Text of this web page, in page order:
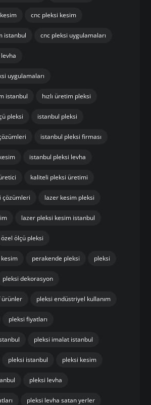
cnc pleksi kesim
istanbul cnc pleksi uygulamaları
levha
uygulamaları
istanbul hızlı üretim pleksi
pleksi istanbul pleksi
istanbul pleksi firması
istanbul pleksi levha
kaliteli pleksi üretimi
çözümleri lazer kesim pleksi
lazer pleksi kesim istanbul
özel ölçü pleksi
perakende pleksi pleksi
pleksi dekorasyon
ürünler pleksi endüstriyel kullanım
pleksi fiyatları
pleksi imalat istanbul
pleksi istanbul pleksi kesim
pleksi levha
pleksi levha satan yerler